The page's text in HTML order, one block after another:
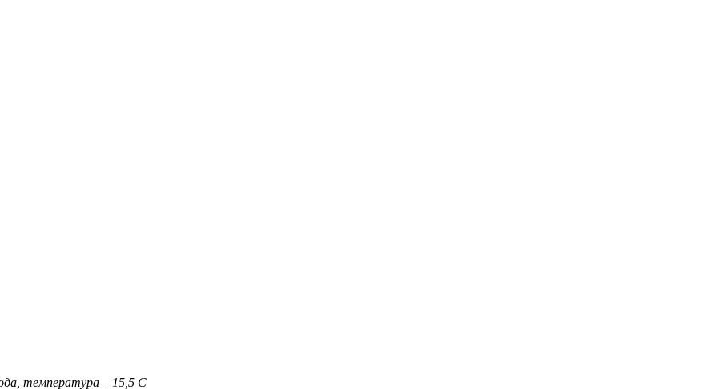
температура – 15,5 С